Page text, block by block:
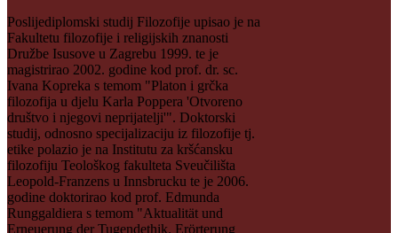
Poslijediplomski studij Filozofije upisao je na
Fakultetu filozofije i religijskih znanosti
Družbe Isusove u Zagrebu 1999. te je
magistrirao 2002. godine kod prof. dr. sc.
Ivana Kopreka s temom "Platon i grčka
filozofija u djelu Karla Poppera 'Otvoreno
društvo i njegovi neprijatelji'". Doktorski
studij, odnosno specijalizaciju iz filozofije tj.
etike polazio je na Institutu za kršćansku
filozofiju Teološkog fakulteta Sveučilišta
Leopold-Franzens u Innsbrucku te je 2006.
godine doktorirao kod prof. Edmunda
Runggaldiera s temom "Aktualität und
Erneuerung der Tugendethik. Erörterung